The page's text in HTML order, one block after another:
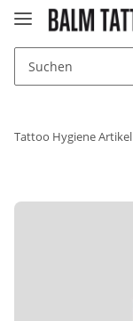
Tattoo Hygiene Artikel